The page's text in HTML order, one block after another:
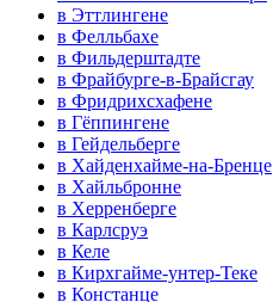
в Эттлингене
в Фелльбахе
в Фильдерштадте
в Фрайбурге-в-Брайсгау
в Фридрихсхафене
в Гёппингене
в Гейдельберге
в Хайденхайме-на-Бренце
в Хайльбронне
в Херренберге
в Карлсруэ
в Келе
в Кирхгайме-унтер-Теке
в Констанце